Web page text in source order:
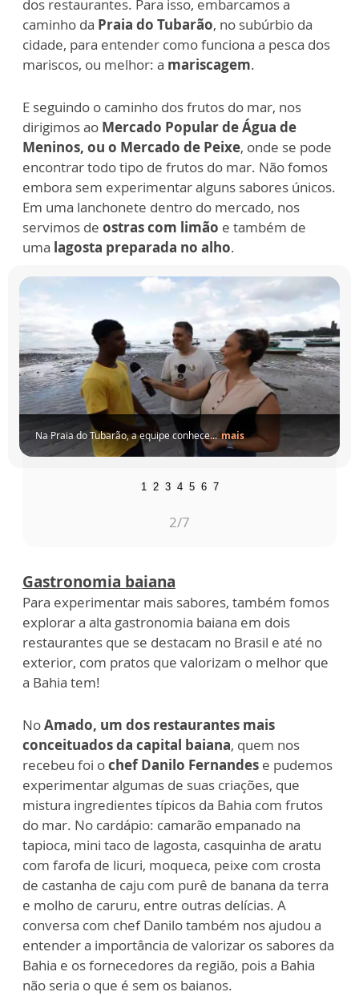
dos restaurantes. Para isso, embarcamos a
caminho da Praia do Tubarão, no subúrbio da
cidade, para entender como funciona a pesca dos
mariscos, ou melhor: a mariscagem.
E seguindo o caminho dos frutos do mar, nos
dirigimos ao Mercado Popular de Água de
Meninos, ou o Mercado de Peixe, onde se pode
encontrar todo tipo de frutos do mar. Não fomos
embora sem experimentar alguns sabores únicos.
Em uma lanchonete dentro do mercado, nos
servimos de ostras com limão e também de
uma lagosta preparada no alho.
Na
Praia
do
Tubarão,
equipe
conhece...
mais
1 2 3 4 5 6 7
3/7
Gastronomia baiana
Para experimentar mais sabores, também fomos
explorar a alta gastronomia baiana em dois
restaurantes que se destacam no Brasil e até no
exterior, com pratos que valorizam o melhor que
a Bahia tem!
NoAmado, um dos restaurantes mais
conceituados da capital baiana, quem nos
recebeu foi ochef Danilo Fernandes e pudemos
experimentar algumas de suas criações, que
mistura ingredientes típicos da Bahia com frutos
do mar. No cardápio: camarão empanado na
tapioca, mini taco de lagosta, casquinha de aratu
com farofa de licuri, moqueca, peixe com crosta
de castanha de caju com purê de banana da terra
e molho de caruru, entre outras delícias. A
conversa com chef Danilo também nos ajudou a
entender a importância de valorizar os sabores da
Bahia e os fornecedores da região, pois a Bahia
não seria o que é sem os baianos.